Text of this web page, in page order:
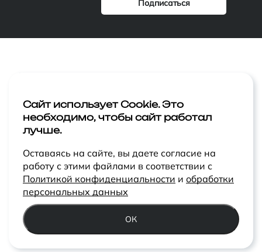
Акции
Статьи
Макияж
Сайт использует Cookie. Это
необходимо, чтобы сайт работал
лучше.
Оставаясь на сайте, вы даете согласие на
работу с этими файлами в соответствии с
Политикой конфиденциальности и обработки
персональных данных
ОК